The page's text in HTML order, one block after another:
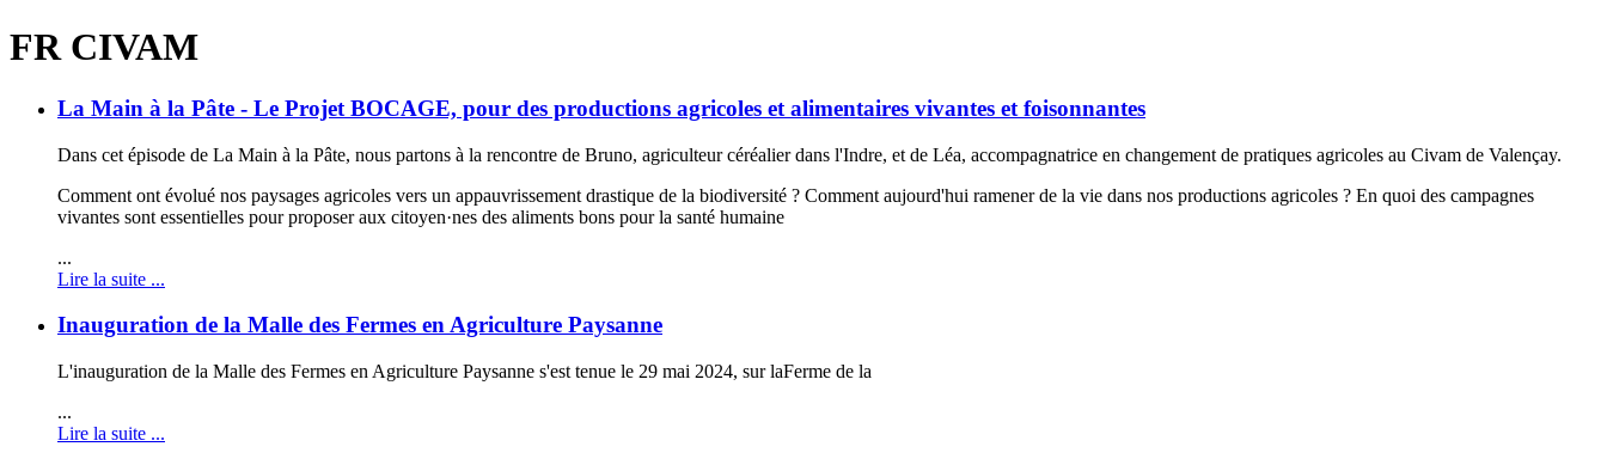
FR CIVAM
La Main à la Pâte - Le Projet BOCAGE, pour des productions agricoles et alimentaires vivantes et foisonnantes
Dans cet épisode de La Main à la Pâte, nous partons à la rencontre de Bruno, agriculteur céréalier dans l'Indre, et de Léa, accompagnatrice en changement de pratiques agricoles au Civam de Valençay.
Comment ont évolué nos paysages agricoles vers un appauvrissement drastique de la biodiversité ? Comment aujourd'hui ramener de la vie dans nos productions agricoles ? En quoi des campagnes
vivantes sont essentielles pour proposer aux citoyen·nes des aliments bons pour la santé humaine
...
Lire la suite ...
Inauguration de la Malle des Fermes en Agriculture Paysanne
L'inauguration de la Malle des Fermes en Agriculture Paysanne s'est tenue le 29 mai 2024, sur laFerme de la
...
Lire la suite ...